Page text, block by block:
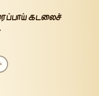
கடலைச்
A